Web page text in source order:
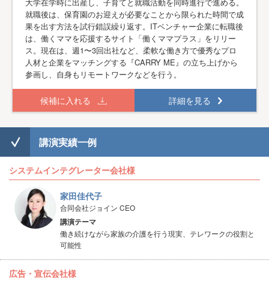
就職後は、保育園のお迎えが必要なことから限られた時間で成
果を出す方法を試行錯誤繰り返す。ITベンチャー企業に転職後
は、働くママを応援するサイト「働くママプラス」をリリー
ス。現在は、週1〜3回出社など、柔軟な働き方で優秀なプロ
人材と企業をマッチングする『CARRY ME』の立ち上げから
参画し、自身もリモートワークなどを行う。
候補に入れる 詳細を見る
講演実績一例
システムインテグレーター会社様
家田佳代子
合同会社ジョイン CEO
講演テーマ
働き続けながら家族の介護を行う現実、テレワークの役割と
可能性
広告・宣伝会社様